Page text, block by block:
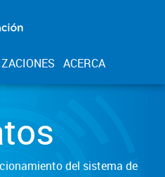
ACERCA
del sistema de